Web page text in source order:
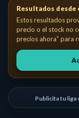
Resultados desde
Estos resultados
precio o el stock no
precios ahora” para
Publicita tu liga